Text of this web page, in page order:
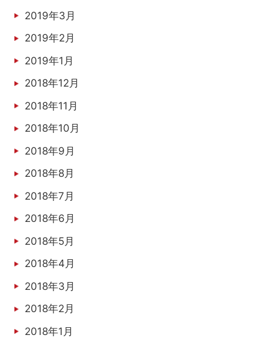
2019年3月
2019年2月
2019年1月
2018年12月
2018年11月
2018年10月
2018年9月
2018年8月
2018年7月
2018年6月
2018年5月
2018年4月
2018年3月
2018年2月
2018年1月